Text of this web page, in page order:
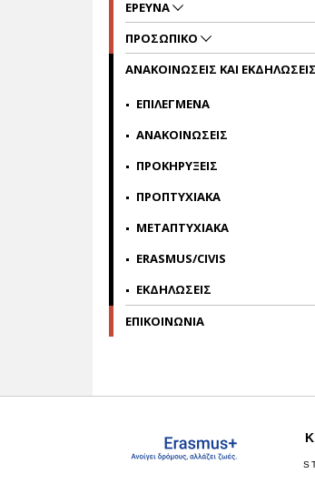
ΕΡΕΥΝΑ
ΠΡΟΣΩΠΙΚΟ
ΑΝΑΚΟΙΝΩΣΕΙΣ ΚΑΙ ΕΚΔΗΛΩΣΕΙΣ
ΕΠΙΛΕΓΜΕΝΑ
ΑΝΑΚΟΙΝΩΣΕΙΣ
ΠΡΟΚΗΡΥΞΕΙΣ
ΠΡΟΠΤΥΧΙΑΚΑ
ΜΕΤΑΠΤΥΧΙΑΚΑ
ERASMUS/CIVIS
ΕΚΔΗΛΩΣΕΙΣ
ΕΠΙΚΟΙΝΩΝΙΑ